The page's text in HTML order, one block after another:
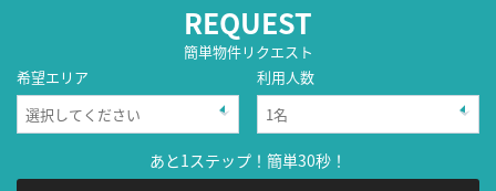
REQUEST
簡単物件リクエスト
希望エリア
利用人数
あと1ステップ！簡単30秒！